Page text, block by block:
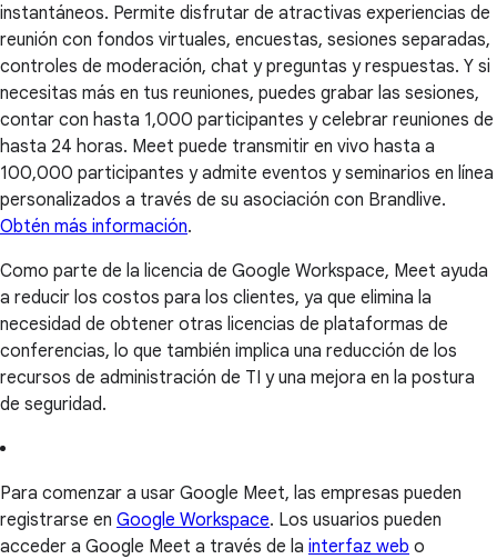
instantáneos. Permite disfrutar de atractivas experiencias de
reunión con fondos virtuales, encuestas, sesiones separadas,
controles de moderación, chat y preguntas y respuestas. Y si
necesitas más en tus reuniones, puedes grabar las sesiones,
contar con hasta 1,000 participantes y celebrar reuniones de
hasta 24 horas. Meet puede transmitir en vivo hasta a
100,000 participantes y admite eventos y seminarios en línea
personalizados a través de su asociación con Brandlive.
Obtén más información.
Como parte de la licencia de Google Workspace, Meet ayuda
a reducir los costos para los clientes, ya que elimina la
necesidad de obtener otras licencias de plataformas de
conferencias, lo que también implica una reducción de los
recursos de administración de TI y una mejora en la postura
de seguridad.
Para comenzar a usar Google Meet, las empresas pueden
registrarse en Google Workspace. Los usuarios pueden
acceder a Google Meet a través de la interfaz web o